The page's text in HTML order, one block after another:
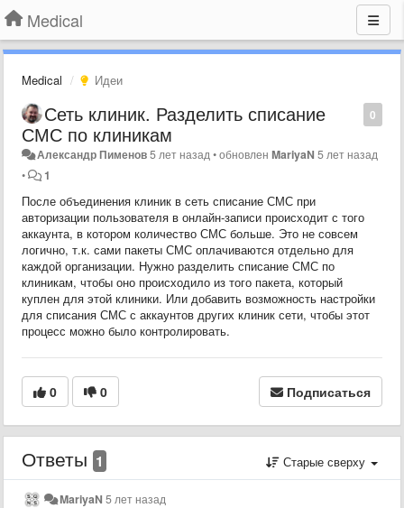
Medical
Medical Идеи
0
Сеть клиник. Разделить списание
СМС по клиникам
Александр Пименов5 лет назад•обновленMariyaN 5 лет назад
•
1
После объединения клиник в сеть списание СМС при
авторизации пользователя в онлайн-записи происходит с того
аккаунта, в котором количество СМС больше. Это не совсем
логично, т.к. сами пакеты СМС оплачиваются отдельно для
каждой организации. Нужно разделить списание СМС по
клиникам, чтобы оно происходило из того пакета, который
куплен для этой клиники. Или добавить возможность настройки
для списания СМС с аккаунтов других клиник сети, чтобы этот
процесс можно было контролировать.
0 0 Подписаться
Ответы 1 Старые сверху
MariyaN 5 лет назад